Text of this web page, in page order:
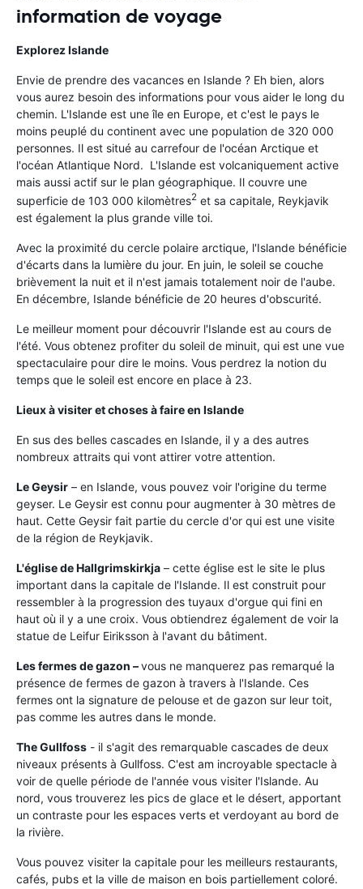
information de voyage
Explorez Islande
Envie de prendre des vacances en Islande ? Eh bien, alors
vous aurez besoin des informations pour vous aider le long du
chemin. L'Islande est une île en Europe, et c'est le pays le
moins peuplé du continent avec une population de 320 000
personnes. Il est situé au carrefour de l'océan Arctique et
l'océan Atlantique Nord. L'Islande est volcaniquement active
mais aussi actif sur le plan géographique. Il couvre une
superficie de 103 000 kilomètres2 et sa capitale, Reykjavik
est également la plus grande ville toi.
Avec la proximité du cercle polaire arctique, l'Islande bénéficie
d'écarts dans la lumière du jour. En juin, le soleil se couche
brièvement la nuit et il n'est jamais totalement noir de l'aube.
En décembre, Islande bénéficie de 20 heures d'obscurité.
Le meilleur moment pour découvrir l'Islande est au cours de
l'été. Vous obtenez profiter du soleil de minuit, qui est une vue
spectaculaire pour dire le moins. Vous perdrez la notion du
temps que le soleil est encore en place à 23.
Lieux à visiter et choses à faire en Islande
En sus des belles cascades en Islande, il y a des autres
nombreux attraits qui vont attirer votre attention.
Le Geysir – en Islande, vous pouvez voir l'origine du terme
geyser. Le Geysir est connu pour augmenter à 30 mètres de
haut. Cette Geysir fait partie du cercle d'or qui est une visite
de la région de Reykjavik.
L'église de Hallgrimskirkja – cette église est le site le plus
important dans la capitale de l'Islande. Il est construit pour
ressembler à la progression des tuyaux d'orgue qui fini en
haut où il y a une croix. Vous obtiendrez également de voir la
statue de Leifur Eiriksson à l'avant du bâtiment.
Les fermes de gazon –vous ne manquerez pas remarqué la
présence de fermes de gazon à travers à l'Islande. Ces
fermes ont la signature de pelouse et de gazon sur leur toit,
pas comme les autres dans le monde.
The Gullfoss - il s'agit des remarquable cascades de deux
niveaux présents à Gullfoss. C'est am incroyable spectacle à
voir de quelle période de l'année vous visiter l'Islande. Au
nord, vous trouverez les pics de glace et le désert, apportant
un contraste pour les espaces verts et verdoyant au bord de
la rivière.
Vous pouvez visiter la capitale pour les meilleurs restaurants,
cafés, pubs et la ville de maison en bois partiellement coloré.